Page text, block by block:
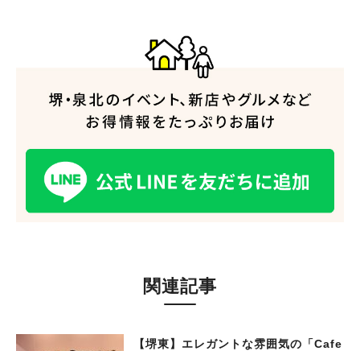
関連記事
【堺東】エレガントな雰囲気の「Cafe